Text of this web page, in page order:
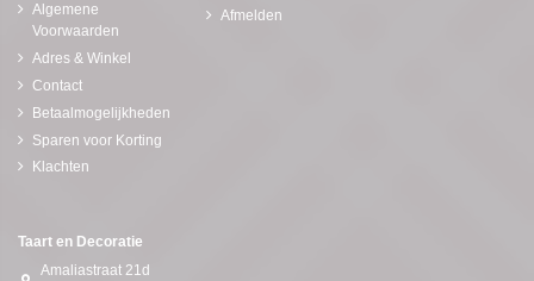
Algemene
Voorwaarden
Adres & Winkel
Contact
Betaalmogelijkheden
Sparen voor Korting
Klachten
Afmelden
Taart en Decoratie
Amaliastraat 21d